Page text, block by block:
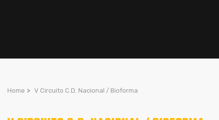
Home > V Circuito C.D. Nacional / Bioforma